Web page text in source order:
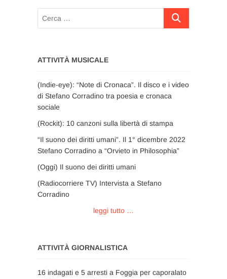
Cerca
ATTIVITÀ MUSICALE
(Indie-eye): “Note di Cronaca”. Il disco e i video
di Stefano Corradino tra poesia e cronaca
sociale
(Rockit): 10 canzoni sulla libertà di stampa
“Il suono dei diritti umani”. Il 1° dicembre 2022
Stefano Corradino a “Orvieto in Philosophia”
(Oggi) Il suono dei diritti umani
(Radiocorriere TV) Intervista a Stefano
Corradino
leggi tutto …
ATTIVITÀ GIORNALISTICA
16 indagati e 5 arresti a Foggia per caporalato